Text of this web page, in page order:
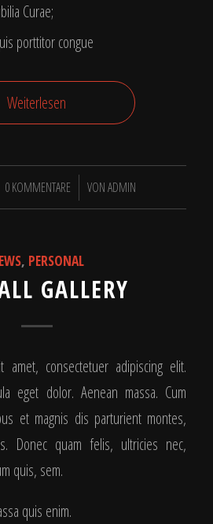
Curae;
porttitor congue
Weiterlesen
0 KOMMENTARE
/ VONADMIN
, PERSONAL
GALLERY
consectetuer adipiscing elit.
eget dolor. Aenean massa. Cum
et magnis dis parturient montes,
Donec quam felis, ultricies nec,
quis, sem.
quis enim.